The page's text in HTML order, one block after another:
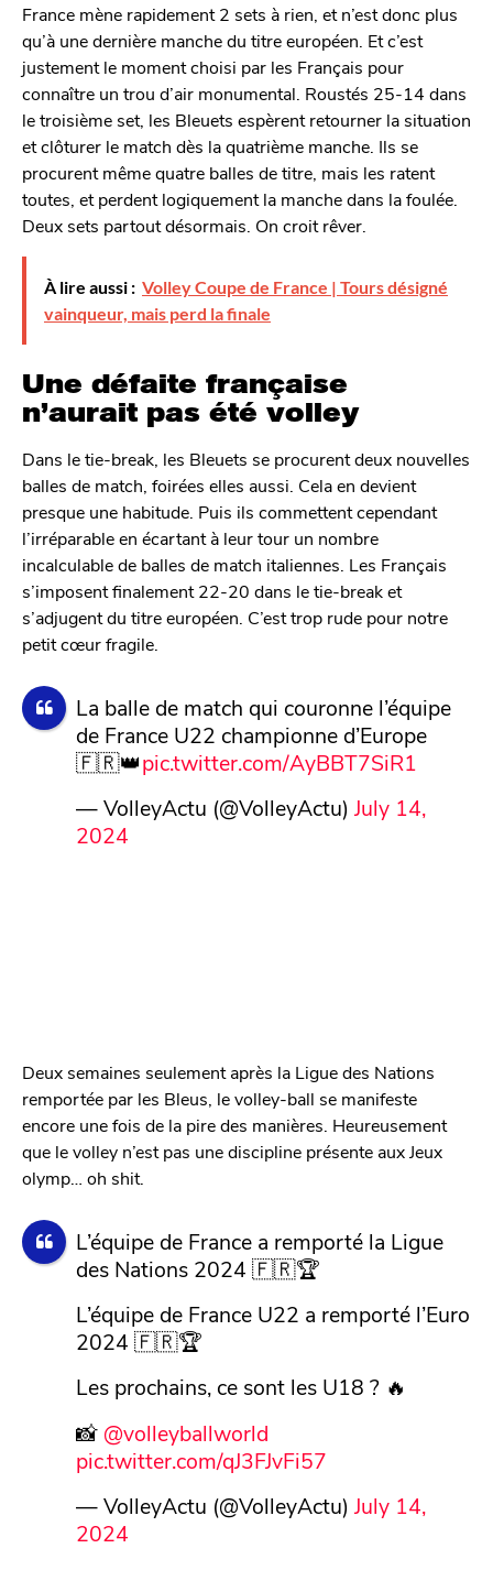
France mène rapidement 2 sets à rien, et n’est donc plus
qu’à une dernière manche du titre européen. Et c’est
justement le moment choisi par les Français pour
connaître un trou d’air monumental. Roustés 25-14 dans
le troisième set, les Bleuets espèrent retourner la situation
et clôturer le match dès la quatrième manche. Ils se
procurent même quatre balles de titre, mais les ratent
toutes, et perdent logiquement la manche dans la foulée.
Deux sets partout désormais. On croit rêver.
À lire aussi : Volley Coupe de France | Tours désigné
vainqueur, mais perd la finale
Une défaite française
n’aurait pas été volley
Dans le tie-break, les Bleuets se procurent deux nouvelles
balles de match, foirées elles aussi. Cela en devient
presque une habitude. Puis ils commettent cependant
l’irréparable en écartant à leur tour un nombre
incalculable de balles de match italiennes. Les Français
s’imposent finalement 22-20 dans le tie-break et
s’adjugent du titre européen. C’est trop rude pour notre
petit cœur fragile.
La balle de match qui couronne l’équipe
de France U22 championne d’Europe
🇫🇷👑pic.twitter.com/AyBBT7SiR1
— VolleyActu (@VolleyActu) July 14,
2024
Deux semaines seulement après la Ligue des Nations
remportée par les Bleus, le volley-ball se manifeste
encore une fois de la pire des manières. Heureusement
que le volley n’est pas une discipline présente aux Jeux
olymp… oh shit.
L’équipe de France a remporté la Ligue
des Nations 2024 🇫🇷🏆
L’équipe de France U22 a remporté l’Euro
2024 🇫🇷🏆
Les prochains, ce sont les U18 ? 🔥
📸 @volleyballworld
pic.twitter.com/qJ3FJvFi57
— VolleyActu (@VolleyActu) July 14,
2024